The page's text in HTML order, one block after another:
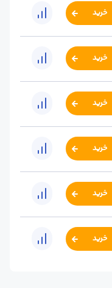
خرید
خرید
خرید
خرید
خرید
خرید